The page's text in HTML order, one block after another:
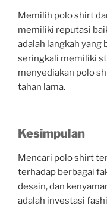
Memilih polo shirt
memiliki reputasi
adalah langkah
seringkali memiliki
menyediakan polo
tahan lama.
Kesimpulan
Mencari polo shirt
terhadap berbagai
desain, dan
adalah investasi